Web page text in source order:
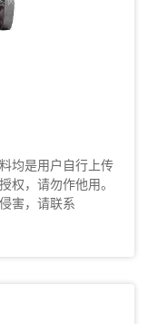
均是用户自行上传
权，请勿作他用。
害，请联系